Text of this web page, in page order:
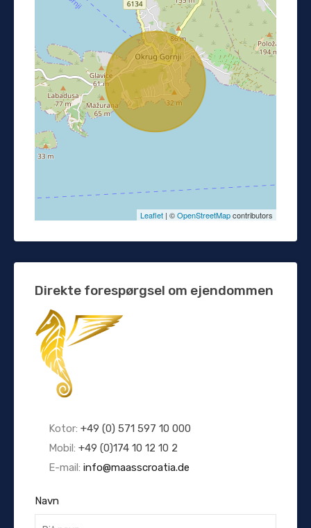
Leaflet | ©OpenStreetMapcontributors
Direkte forespørgsel om ejendommen
Kotor: +49 (0) 571 597 10 000
Mobil: +49 (0)174 10 12 10 2
E-mail: info@maasscroatia.de
Navn